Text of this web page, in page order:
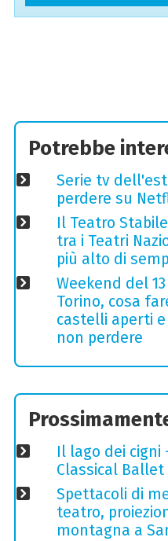
Potrebbe
Serie tv
perdere su
Il Teatro
tra i Teatri
più alto di
Weekend del
Torino, cosa
castelli aperti
non perdere
Il lago dei
Classical
Spettacoli di
teatro,
montagna a